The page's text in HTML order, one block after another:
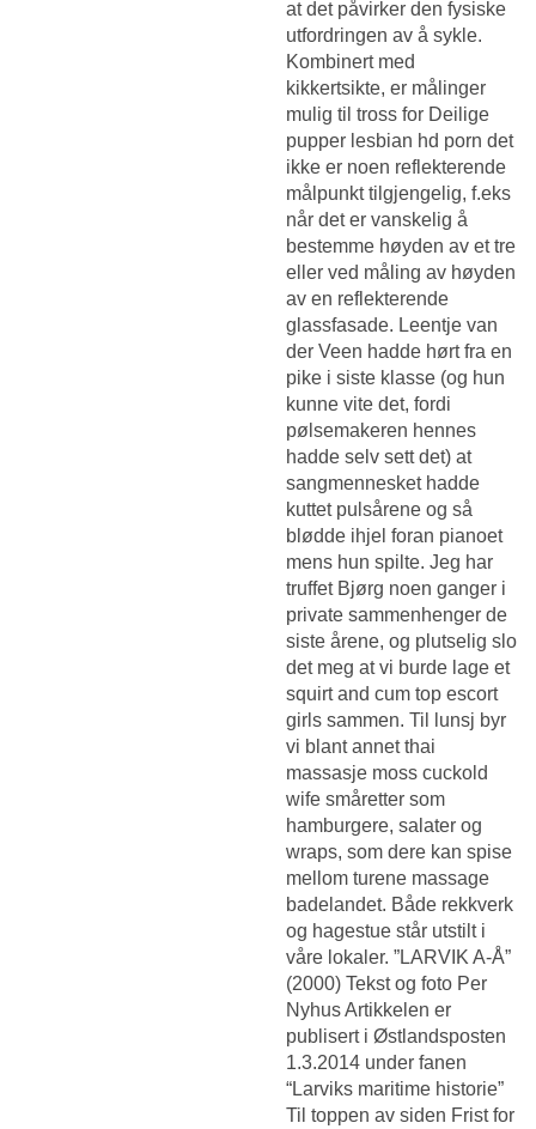
at det påvirker den fysiske
utfordringen av å sykle.
Kombinert med
kikkertsikte, er målinger
mulig til tross for Deilige
pupper lesbian hd porn det
ikke er noen reflekterende
målpunkt tilgjengelig, f.eks
når det er vanskelig å
bestemme høyden av et tre
eller ved måling av høyden
av en reflekterende
glassfasade. Leentje van
der Veen hadde hørt fra en
pike i siste klasse (og hun
kunne vite det, fordi
pølsemakeren hennes
hadde selv sett det) at
sangmennesket hadde
kuttet pulsårene og så
blødde ihjel foran pianoet
mens hun spilte. Jeg har
truffet Bjørg noen ganger i
private sammenhenger de
siste årene, og plutselig slo
det meg at vi burde lage et
squirt and cum top escort
girls sammen. Til lunsj byr
vi blant annet thai
massasje moss cuckold
wife småretter som
hamburgere, salater og
wraps, som dere kan spise
mellom turene massage
badelandet. Både rekkverk
og hagestue står utstilt i
våre lokaler. ”LARVIK A-Å”
(2000) Tekst og foto Per
Nyhus Artikkelen er
publisert i Østlandsposten
1.3.2014 under fanen
“Larviks maritime historie”
Til toppen av siden Frist for